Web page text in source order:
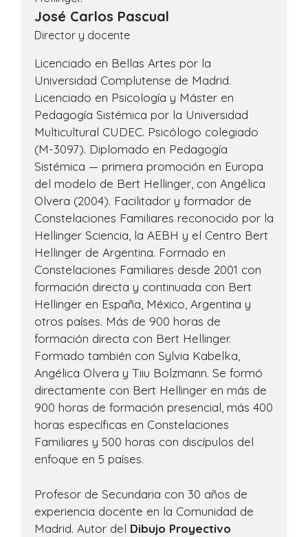
José Carlos Pascual
Director y docente
Licenciado en Bellas Artes por la
Universidad Complutense de Madrid.
Licenciado en Psicología y Máster en
Pedagogía Sistémica por la Universidad
Multicultural CUDEC. Psicólogo colegiado
(M-3097). Diplomado en Pedagogía
Sistémica — primera promoción en Europa
del modelo de Bert Hellinger, con Angélica
Olvera (2004). Facilitador y formador de
Constelaciones Familiares reconocido por la
Hellinger Sciencia, la AEBH y el Centro Bert
Hellinger de Argentina. Formado en
Constelaciones Familiares desde 2001 con
formación directa y continuada con Bert
Hellinger en España, México, Argentina y
otros países. Más de 900 horas de
formación directa con Bert Hellinger.
Formado también con Sylvia Kabelka,
Angélica Olvera y Tiiu Bolzmann. Se formó
directamente con Bert Hellinger en más de
900 horas de formación presencial, más 400
horas específicas en Constelaciones
Familiares y 500 horas con discípulos del
enfoque en 5 países.
Profesor de Secundaria con 30 años de
experiencia docente en la Comunidad de
Madrid. Autor del Dibujo Proyectivo